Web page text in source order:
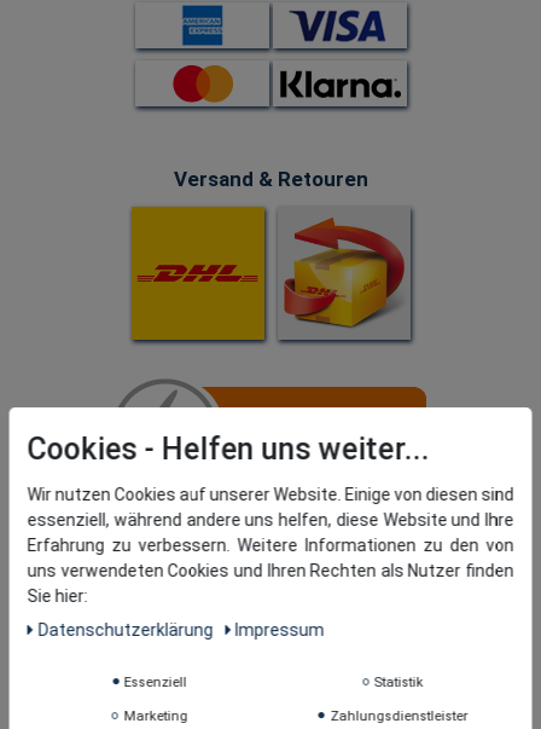
Versand & Retouren
Cookies
Wir nutzen Cookies auf unserer Website. Einige von diesen sind
essenziell, während andere uns helfen, diese Website und Ihre
Erfahrung zu verbessern. Weitere Informationen zu den von
uns verwendeten Cookies und Ihren Rechten als Nutzer finden
Sie hier:
Daten­schutz­erklärung
Impressum
Essenziell Statistik
Marketing Zahlungsdienstleister